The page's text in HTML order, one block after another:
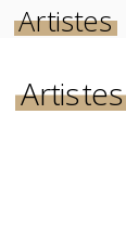
Artistes
Artistes